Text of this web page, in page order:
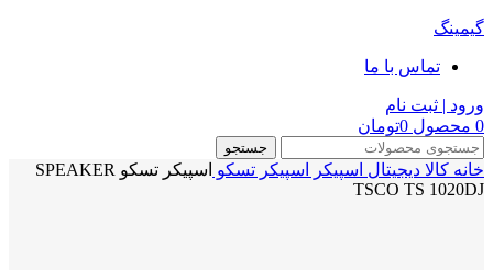
گیمینگ
تماس با ما
ورود | ثبت نام
0 محصول 0تومان
جستجو
خانه کالا دیجیتال اسپیکر اسپیکر تسکو
اسپیکر تسکو SPEAKER
TSCO TS 1020DJ